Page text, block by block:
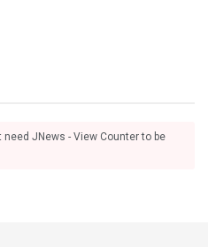
need JNews - View Counter to be